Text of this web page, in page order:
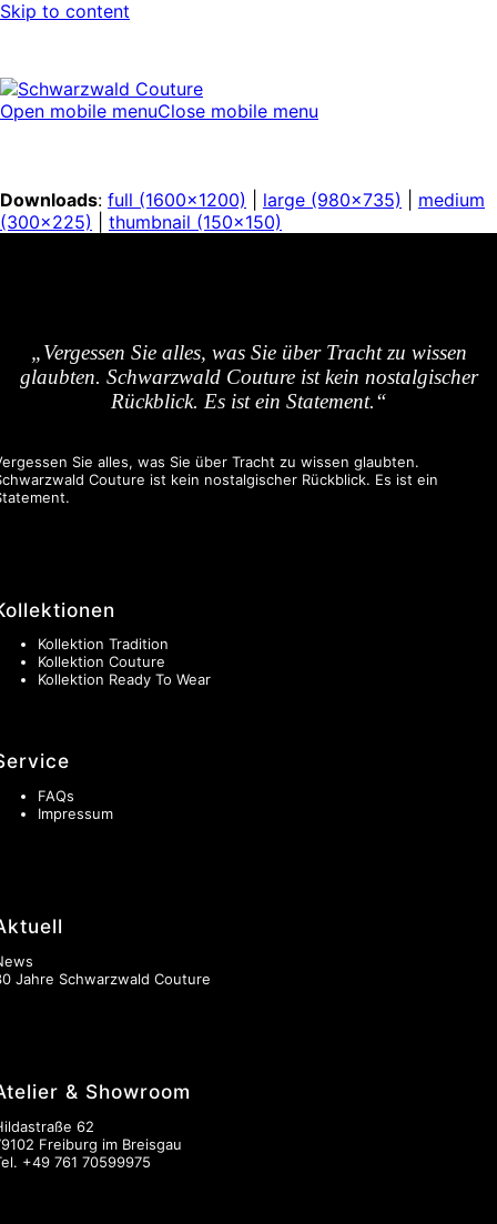
Skip to content
Open mobile menuClose mobile menu
Downloads: full (1600x1200) large (980x735)
medium
(300x225)
thumbnail (150x150)
„Vergessen Sie alles, was Sie über Tracht zu wissen
glaubten. Schwarzwald Couture ist kein nostalgischer
Rückblick. Es ist ein Statement.“
Sie alles, was Sie über Tracht zu wissen glaubten.
Couture ist kein nostalgischer Rückblick. Es ist ein
Kollektion Tradition
Kollektion Couture
Kollektion Ready To Wear
FAQs
Impressum
Jahre Schwarzwald Couture
& Showroom
62
Freiburg im Breisgau
+49 761 70599975